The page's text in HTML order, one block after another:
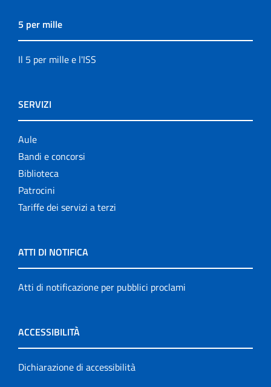
5 per mille
Il 5 per mille e l'ISS
SERVIZI
Aule
Bandi e concorsi
Biblioteca
Patrocini
Tariffe dei servizi a terzi
ATTI DI NOTIFICA
Atti di notificazione per pubblici proclami
ACCESSIBILITÀ
Dichiarazione di accessibilità